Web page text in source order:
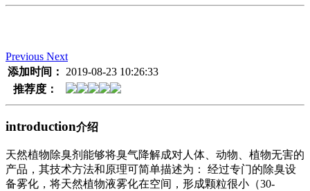
Previous Next
添加时间： 2019-08-23 10:26:33
推荐度：
introduction介绍
天然植物除臭剂能够将臭气降解成对人体、动物、植物无害的
产品，其技术方法和原理可简单描述为： 经过专门的除臭设
备雾化，将天然植物液雾化在空间，形成颗粒很小（30-